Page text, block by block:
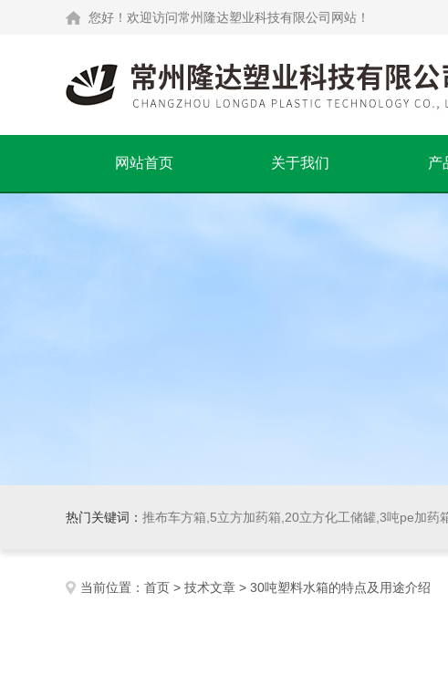
您好！欢迎访问常州隆达塑业科技有限公司网站！
网站首页 关于我们 产
热门关键词： 推布车方箱,5立方加药箱,20立方化工储罐,3吨pe加药
当前位置： 首页 > 技术文章 > 30吨塑料水箱的特点及用途介绍